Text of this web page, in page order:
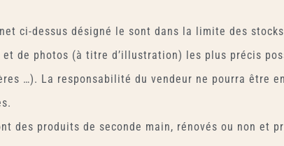
ci-dessus désigné le sont dans la limite des
et de photos (à titre d’illustration) les plus précis
…). La responsabilité du vendeur ne pourra être
des produits de seconde main, rénovés ou non et